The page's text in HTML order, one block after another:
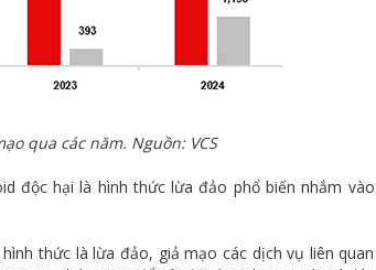
qua các năm. Nguồn: VCS
độc hại là hình thức lừa đảo phổ biến nhắm vào
thức là lừa đảo, giả mạo các dịch vụ liên quan